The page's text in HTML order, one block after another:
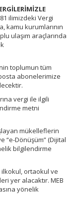
ilimizdeki Vergi
kamu kurumlarının
ulaşım araçlarında
toplumun tüm
abonelerimize
vergi ile ilgili
metni
mükelleflerin
“e-Dönüşüm” (Dijital
bilgilendirme
ilkokul, ortaokul ve
yer alacaktır. MEB
yönelik